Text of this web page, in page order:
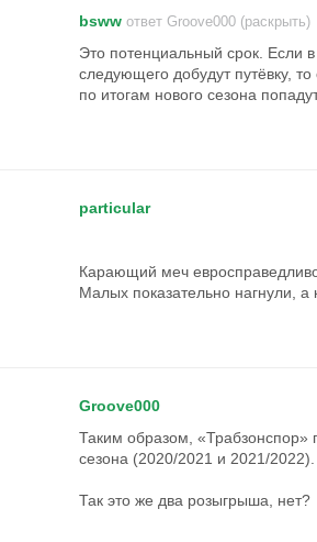
фаворитов»
доволен победой
над «Астон Виллой»
Сити» подпишет
после трансфера
bsww ответ Groove000 (раскрыть)
Это потенциальный срок. Если
следующего добудут путёвку,
по итогам нового сезона
particular
Карающий меч
Малых показательно нагнули, а
Groove000
Таким образом, «Трабзонспор»
сезона (2020/2021 и 2021/2022).
Так это же два розыгрыша, нет?